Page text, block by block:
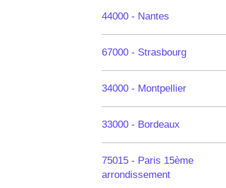
44000 - Nantes
67000 - Strasbourg
34000 - Montpellier
33000 - Bordeaux
75015 - Paris 15ème
arrondissement